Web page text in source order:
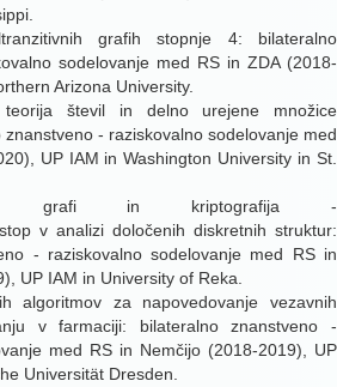
grafih stopnje 4: bilateralno
sodelovanje med RS in ZDA (2018-
Arizona University.
teorija števil in delno urejene množice
- raziskovalno sodelovanje med
UP IAM in Washington University in St.
grafi in kriptografija -
v analizi določenih diskretnih struktur:
- raziskovalno sodelovanje med RS in
UP IAM in University of Reka.
algoritmov za napovedovanje vezavnih
v farmaciji: bilateralno znanstveno -
med RS in Nemčijo (2018-2019), UP
Universität Dresden.